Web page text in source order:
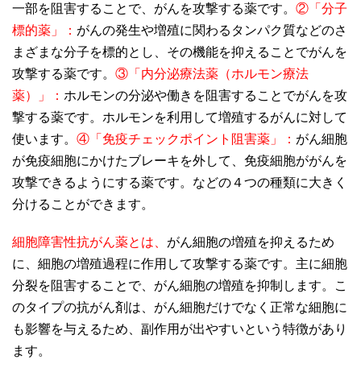
一部を阻害することで、がんを攻撃する薬です。 ②「分子
標的薬」： がんの発生や増殖に関わるタンパク質などのさ
まざまな分子を標的とし、その機能を抑えることでがんを
攻撃する薬です。 ③「内分泌療法薬（ホルモン療法
薬）」： ホルモンの分泌や働きを阻害することでがんを攻
撃する薬です。ホルモンを利用して増殖するがんに対して
使います。 ④「免疫チェックポイント阻害薬」： がん細胞
が免疫細胞にかけたブレーキを外して、免疫細胞ががんを
攻撃できるようにする薬です。などの４つの種類に大きく
分けることができます。
細胞障害性抗がん薬とは、 がん細胞の増殖を抑えるため
に、細胞の増殖過程に作用して攻撃する薬です。主に細胞
分裂を阻害することで、がん細胞の増殖を抑制します。こ
のタイプの抗がん剤は、がん細胞だけでなく正常な細胞に
も影響を与えるため、副作用が出やすいという特徴があり
ます。